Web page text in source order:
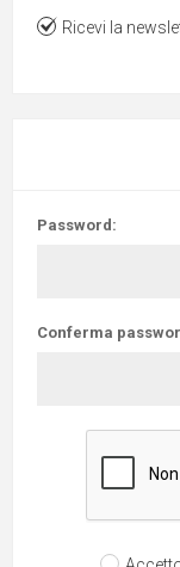
Ricevi la
Password:
Conferma